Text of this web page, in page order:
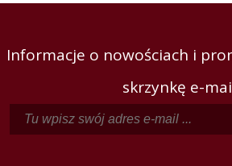
Informacje o nowościach i
skrzynkę e-